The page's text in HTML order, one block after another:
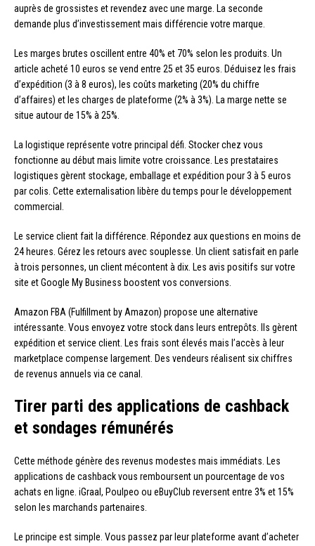
auprès de grossistes et revendez avec une marge. La seconde
demande plus d’investissement mais différencie votre marque.
Les marges brutes oscillent entre 40% et 70% selon les produits. Un
article acheté 10 euros se vend entre 25 et 35 euros. Déduisez les frais
d’expédition (3 à 8 euros), les coûts marketing (20% du chiffre
d’affaires) et les charges de plateforme (2% à 3%). La marge nette se
situe autour de 15% à 25%.
La logistique représente votre principal défi. Stocker chez vous
fonctionne au début mais limite votre croissance. Les prestataires
logistiques gèrent stockage, emballage et expédition pour 3 à 5 euros
par colis. Cette externalisation libère du temps pour le développement
commercial.
Le service client fait la différence. Répondez aux questions en moins de
24 heures. Gérez les retours avec souplesse. Un client satisfait en parle
à trois personnes, un client mécontent à dix. Les avis positifs sur votre
site et Google My Business boostent vos conversions.
Amazon FBA (Fulfillment by Amazon) propose une alternative
intéressante. Vous envoyez votre stock dans leurs entrepôts. Ils gèrent
expédition et service client. Les frais sont élevés mais l’accès à leur
marketplace compense largement. Des vendeurs réalisent six chiffres
de revenus annuels via ce canal.
Tirer parti des applications de cashback
et sondages rémunérés
Cette méthode génère des revenus modestes mais immédiats. Les
applications de cashback vous remboursent un pourcentage de vos
achats en ligne. iGraal, Poulpeo ou eBuyClub reversent entre 3% et 15%
selon les marchands partenaires.
Le principe est simple. Vous passez par leur plateforme avant d’acheter